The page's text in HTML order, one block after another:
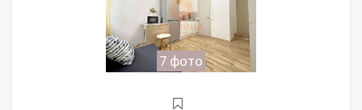
7 фото